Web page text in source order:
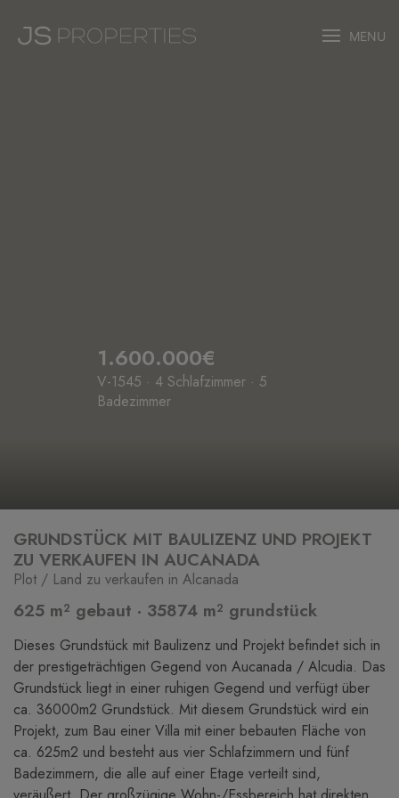
MENU
1.600.000€
V-1545 · 4 Schlafzimmer · 5
Badezimmer
GRUNDSTÜCK MIT BAULIZENZ UND PROJEKT
ZU VERKAUFEN IN AUCANADA
Plot / Land zu verkaufen in Alcanada
625 m² gebaut · 35874 m² grundstück
Dieses Grundstück mit Baulizenz und Projekt befindet sich in
der prestigeträchtigen Gegend von Aucanada / Alcudia. Das
Grundstück liegt in einer ruhigen Gegend und verfügt über
ca. 36000m2 Grundstück. Mit diesem Grundstück wird ein
Projekt, zum Bau einer Villa mit einer bebauten Fläche von
ca. 625m2 und besteht aus vier Schlafzimmern und fünf
Badezimmern, die alle auf einer Etage verteilt sind,